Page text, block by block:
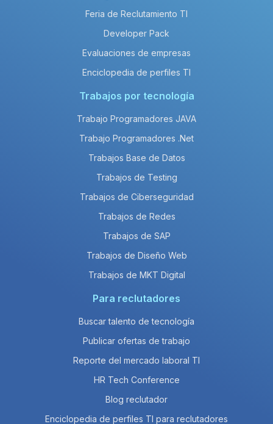
Feria de Reclutamiento TI
Developer Pack
Evaluaciones de empresas
Enciclopedia de perfiles TI
Trabajos por tecnología
Trabajo Programadores JAVA
Trabajo Programadores .Net
Trabajos Base de Datos
Trabajos de Testing
Trabajos de Ciberseguridad
Trabajos de Redes
Trabajos de SAP
Trabajos de Diseño Web
Trabajos de MKT Digital
Para reclutadores
Buscar talento de tecnología
Publicar ofertas de trabajo
Reporte del mercado laboral TI
HR Tech Conference
Blog reclutador
Enciclopedia de perfiles TI para reclutadores